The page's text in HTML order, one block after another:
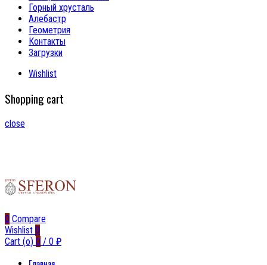
Горный хрусталь
Алебастр
Геометрия
Контакты
Загрузки
Wishlist
Shopping cart
close
0 Compare
Wishlist 0
Cart (o) 0 / 0 ₽